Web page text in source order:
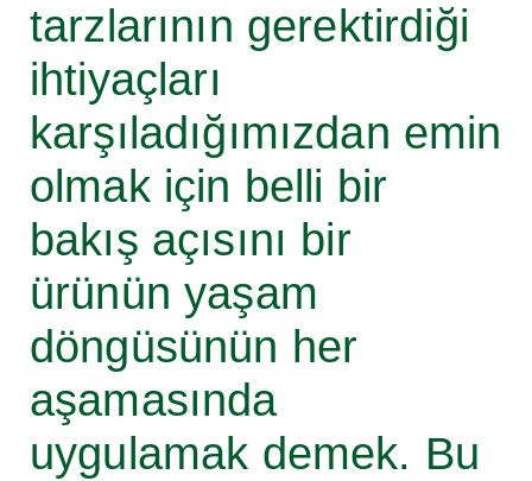
tarzlarının gerektirdiği
ihtiyaçları
karşıladığımızdan emin
olmak için belli bir
bakış açısını bir
ürünün yaşam
döngüsünün her
aşamasında
uygulamak demek. Bu